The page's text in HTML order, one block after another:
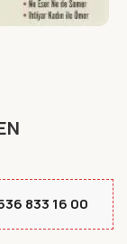
833 16 00